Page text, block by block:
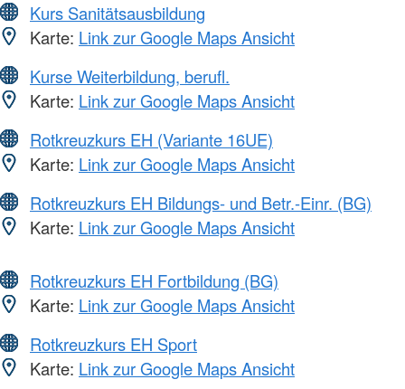
Kurs Sanitätsausbildung
Karte: Link zur Google Maps Ansicht
Kurse Weiterbildung, berufl.
Karte: Link zur Google Maps Ansicht
Rotkreuzkurs EH (Variante 16UE)
Karte: Link zur Google Maps Ansicht
Rotkreuzkurs EH Bildungs- und Betr.-Einr. (BG)
Karte: Link zur Google Maps Ansicht
Rotkreuzkurs EH Fortbildung (BG)
Karte: Link zur Google Maps Ansicht
Rotkreuzkurs EH Sport
Karte: Link zur Google Maps Ansicht